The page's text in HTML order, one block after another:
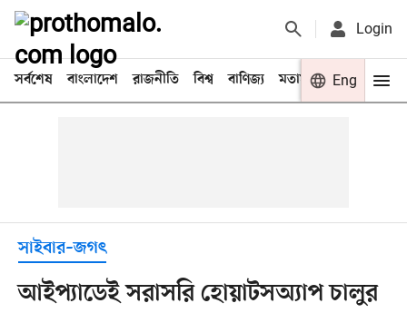
Login
সর্বশেষ বাংলাদেশ রাজনীতি বিশ্ব বাণিজ্য মতামত খেলা
Eng
সাইবার–জগৎ
আইপ্যাডেই সরাসরি হোয়াটসঅ্যাপ চালুর